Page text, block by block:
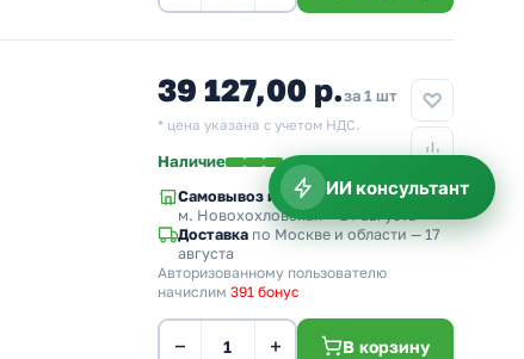
39 127,00 р.за 1 шт
* цена указана с учетом НДС.
Наличие
Самовывоз из ПВЗ:
м. Новохохловская— 14 августа
Доставка по Москве и области — 17
августа
Авторизованному пользователю
начислим 391 бонус
− + В корзину
ИИ консультант